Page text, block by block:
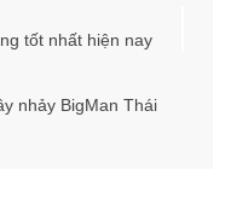
tốt nhất hiện nay
nhảy BigMan Thái